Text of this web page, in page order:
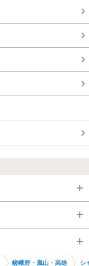
嵯峨野・嵐山・高雄 シ